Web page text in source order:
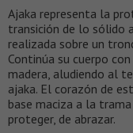
Ajaka representa la
transición de lo sólido
realizada sobre un
Continúa su cuerpo
madera, aludiendo al
ajaka. El corazón de
base maciza a la
proteger, de abrazar.